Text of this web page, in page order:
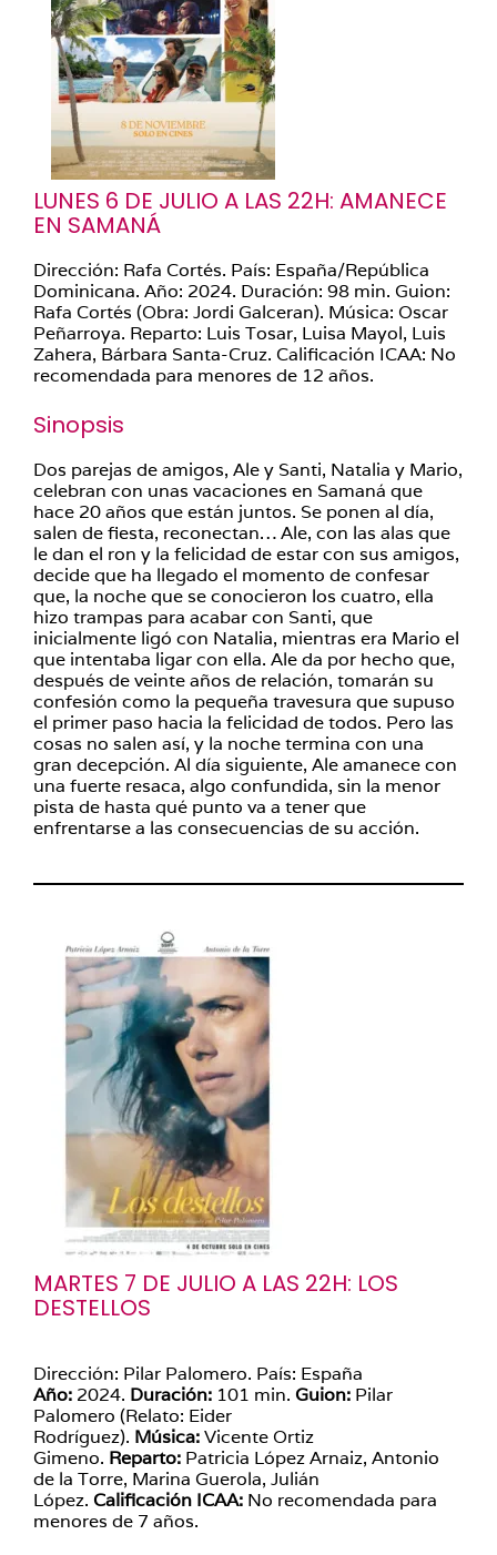
LUNES 6 DE JULIO A LAS 22H: AMANECE
EN SAMANÁ
Dirección: Rafa Cortés. País: España/República
Dominicana. Año: 2024. Duración: 98 min. Guion:
Rafa Cortés (Obra: Jordi Galceran). Música: Oscar
Peñarroya. Reparto: Luis Tosar, Luisa Mayol, Luis
Zahera, Bárbara Santa-Cruz. Calificación ICAA: No
recomendada para menores de 12 años.
Sinopsis
Dos parejas de amigos, Ale y Santi, Natalia y Mario,
celebran con unas vacaciones en Samaná que
hace 20 años que están juntos. Se ponen al día,
salen de fiesta, reconectan… Ale, con las alas que
le dan el ron y la felicidad de estar con sus amigos,
decide que ha llegado el momento de confesar
que, la noche que se conocieron los cuatro, ella
hizo trampas para acabar con Santi, que
inicialmente ligó con Natalia, mientras era Mario el
que intentaba ligar con ella. Ale da por hecho que,
después de veinte años de relación, tomarán su
confesión como la pequeña travesura que supuso
el primer paso hacia la felicidad de todos. Pero las
cosas no salen así, y la noche termina con una
gran decepción. Al día siguiente, Ale amanece con
una fuerte resaca, algo confundida, sin la menor
pista de hasta qué punto va a tener que
enfrentarse a las consecuencias de su acción.
MARTES 7 DE JULIO A LAS 22H: LOS
DESTELLOS
Dirección: Pilar Palomero. País: España
Año: 2024. Duración: 101 min. Guion: Pilar
Palomero (Relato: Eider
Rodríguez). Música:Vicente Ortiz
Gimeno. Reparto: Patricia López Arnaiz, Antonio
de la Torre, Marina Guerola, Julián
López. Calificación ICAA: No recomendada para
menores de 7 años.